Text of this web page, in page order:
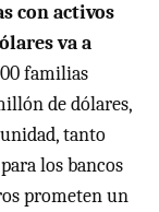
con activos
va a
familias
de dólares,
tanto
los bancos
prometen un